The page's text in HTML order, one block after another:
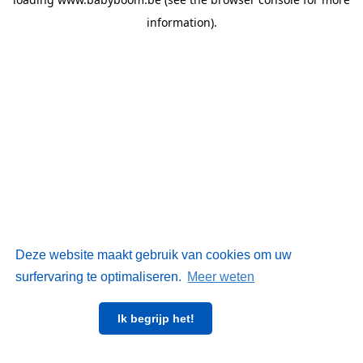
Deze website maakt gebruik van cookies om uw
surfervaring te optimaliseren. Meer weten
Ik begrijp het!
information).